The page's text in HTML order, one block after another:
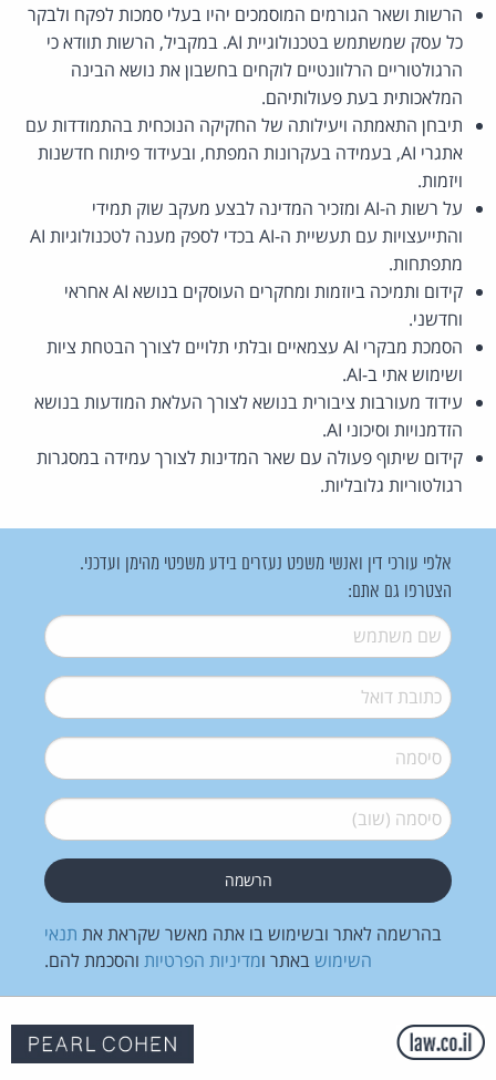
הרשות ושאר הגורמים המוסמכים יהיו בעלי סמכות לפקח ולבקר
כל עסק שמשתמש בטכנולוגיית AI. במקביל, הרשות תוודא כי
הרגולטוריים הרלוונטיים לוקחים בחשבון את נושא הבינה
המלאכותית בעת פעולותיהם.
תיבחן התאמתה ויעילותה של החקיקה הנוכחית בהתמודדות עם
אתגרי AI, בעמידה בעקרונות המפתח, ובעידוד פיתוח חדשנות
ויזמות.
על רשות ה-AI ומזכיר המדינה לבצע מעקב שוק תמידי
והתייעצויות עם תעשיית ה-AI בכדי לספק מענה לטכנולוגיות AI
מתפתחות.
קידום ותמיכה ביוזמות ומחקרים העוסקים בנושא AI אחראי
וחדשני.
הסמכת מבקרי AI עצמאיים ובלתי תלויים לצורך הבטחת ציות
ושימוש אתי ב-AI.
עידוד מעורבות ציבורית בנושא לצורך העלאת המודעות בנושא
הזדמנויות וסיכוני AI.
קידום שיתוף פעולה עם שאר המדינות לצורך עמידה במסגרות
רגולטוריות גלובליות.
אלפי עורכי דין ואנשי משפט נעזרים בידע משפטי מהימן ועדכני.
הצטרפו גם אתם:
שם משתמש*
דואל*
סיסמה*
סיסמה (שוב)*
בהרשמה לאתר ובשימוש בו אתה מאשר שקראת את תנאי
השימוש באתר ומדיניות הפרטיות והסכמת להם.